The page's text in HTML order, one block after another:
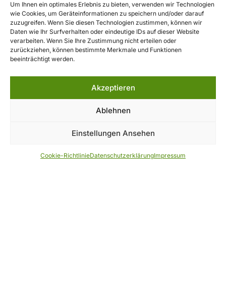
Um Ihnen ein optimales Erlebnis zu bieten, verwenden wir Technologien
wie Cookies, um Geräteinformationen zu speichern und/oder darauf
zuzugreifen. Wenn Sie diesen Technologien zustimmen, können wir
Daten wie Ihr Surfverhalten oder eindeutige IDs auf dieser Website
verarbeiten. Wenn Sie Ihre Zustimmung nicht erteilen oder
zurückziehen, können bestimmte Merkmale und Funktionen
beeinträchtigt werden.
Akzeptieren
Ablehnen
Einstellungen Ansehen
Cookie-RichtlinieDatenschutzerklärungImpressum
NIEDERBAYERN BAYERISCHER WALD-VEREIN E.V.
Falkensteinschutzhaus
Das Falkensteinschutzhaus liegt auf 1.315 Metern
Höhe, direkt unterhalb des Gipfels des Großen
Zum Wanderheim